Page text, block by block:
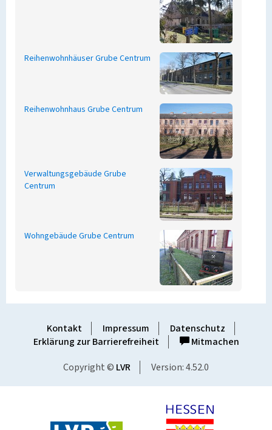
Reihenwohnhäuser Grube Centrum
Reihenwohnhaus Grube Centrum
Verwaltungsgebäude Grube
Centrum
Wohngebäude Grube Centrum
Kontakt Impressum
Datenschutz
Erklärung zur Barrierefreiheit
Mitmachen
Copyright © LVR Version: 4.52.0